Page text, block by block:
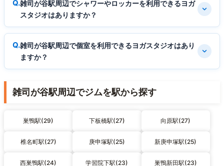
雑司が谷駅周辺でシャワーやロッカーを利用できるヨガ
スタジオはありますか？
雑司が谷駅周辺で個室を利用できるヨガスタジオはあり
ますか？
雑司が谷駅周辺でジムを駅から探す
巣鴨駅(29) 下板橋駅(27) 向原駅(27)
椎名町駅(27) 庚申塚駅(25) 新庚申塚駅(25)
西巣鴨駅(24) 学習院下駅(23) 巣鴨新田駅(23)